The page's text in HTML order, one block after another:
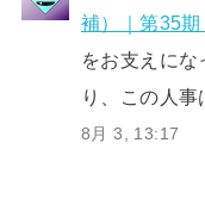
補）｜第35
をお支えに
り、この人
8月 3, 13:17